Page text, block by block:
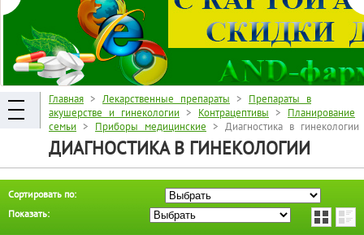
Главная > Лекарственные препараты > Препараты в
акушерстве и гинекологии > Контрацептивы > Планирование
семьи > Приборы медицинские > Диагностика в гинекологии
ДИАГНОСТИКА В ГИНЕКОЛОГИИ
Сортировать по:
Показать: